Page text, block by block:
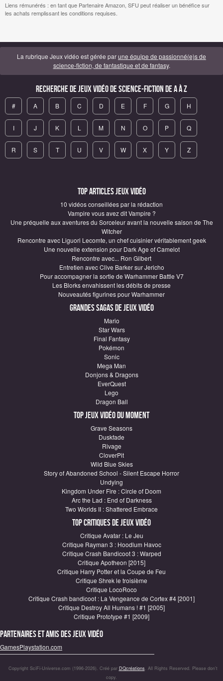
Liens rémunérés : en tant que Partenaire Amazon, SFU peut réaliser un bénéfice sur
les achats remplissant les conditions requises.
La rubrique Jeux vidéo est gérée parune équipe de passionné(e)s de
science-fiction, de fantastique et de fantasy.
Recherche de Jeux vidéo de science-fiction de A à Z
# A B C D E F G H
I J K L M N O P Q
R S T U V W X Y Z
Top articles Jeux vidéo
10 vidéos conseillées par la rédaction
Vampire vous avez dit Vampire ?
Une préquelle aux aventures du Sorceleur avant la nouvelle saison de The
Witcher
Rencontre avec Liguori Lecomte, un chef cuisinier véritablement geek
Une nouvelle extension pour Dark Age of Camelot
Rencontre avec... Ron Gilbert
Entretien avec Clive Barker sur Jericho
Pour accompagner la sortie de Warhammer Battle V7
Les Blorks envahissent les débits de presse
Nouveautés figurines pour Warhammer
Grandes sagas de Jeux vidéo
Mario
Star Wars
Final Fantasy
Pokémon
Sonic
Mega Man
Donjons & Dragons
EverQuest
Lego
Dragon Ball
Top Jeux vidéo du moment
Grave Seasons
Duskfade
Rivage
CloverPit
Wild Blue Skies
Story of Abandoned School - Silent Escape Horror
Undying
Kingdom Under Fire : Circle of Doom
Arc the Lad : End of Darkness
Two Worlds II : Shattered Embrace
Top critiques de Jeux vidéo
Critique Avatar : Le Jeu
Critique Rayman 3 : Hoodlum Havoc
Critique Crash Bandicoot 3 : Warped
Critique Apotheon [2015]
Critique Harry Potter et la Coupe de Feu
Critique Shrek le troisième
Critique LocoRoco
Critique Crash bandicoot : La Vengeance de Cortex #4 [2001]
Critique Destroy All Humans ! #1 [2005]
Critique Prototype #1 [2009]
Partenaires et amis des jeux vidéo
GamesPlaystation.com
Copyright SciFi-Universe.com (1996-2026). Créé par DQcréations. All Rights Reserved. Please don’t
copy.